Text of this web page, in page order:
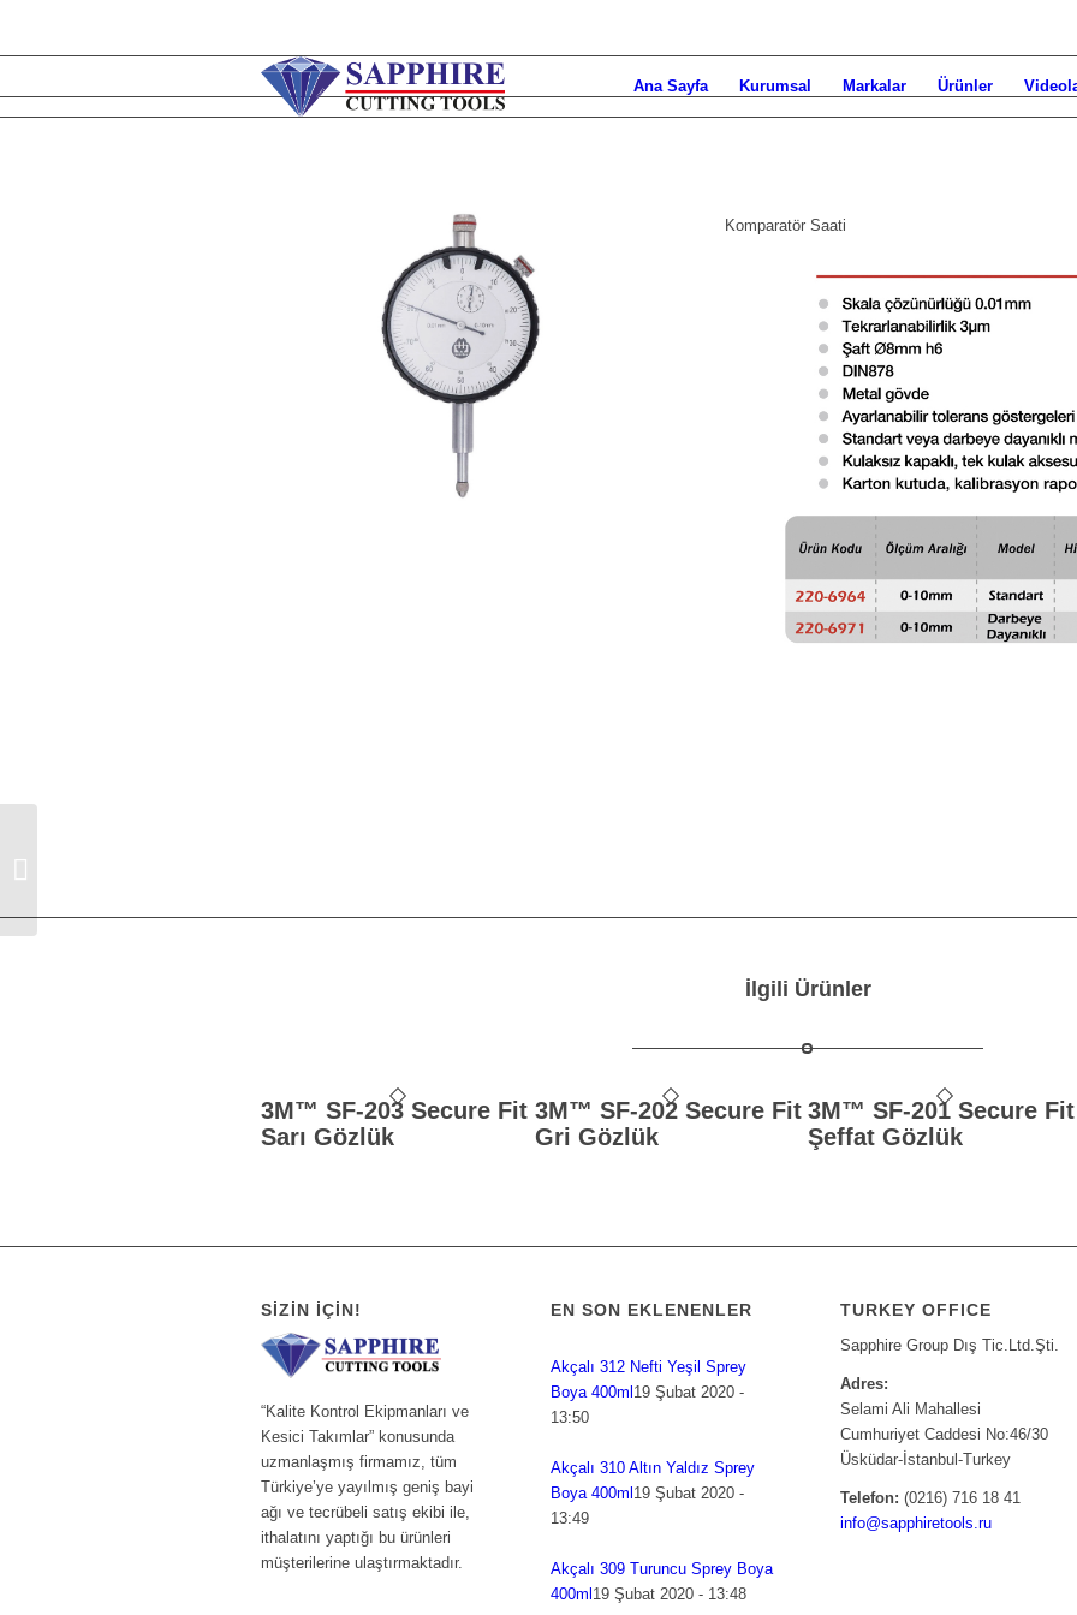
Ana Sayfa Kurumsal Markalar Ürünler
Komparatör Saati
İlgili Ürünler
3M™ SF-203 Secure Fit
Sarı Gözlük
3M™ SF-202 Secure Fit
Gri Gözlük
3M™ SF-201 Secure Fit
Şeffat Gözlük
SIZIN İÇIN!
“Kalite Kontrol Ekipmanları ve
Kesici Takımlar” konusunda
uzmanlaşmış firmamız, tüm
Türkiye’ye yayılmış geniş bayi
ağı ve tecrübeli satış ekibi ile,
ithalatını yaptığı bu ürünleri
müşterilerine ulaştırmaktadır.
EN SON EKLENENLER
Akçalı 312 Nefti Yeşil Sprey
Boya 400ml 19 Şubat 2020 -
13:50
Akçalı 310 Altın Yaldız Sprey
Boya 400ml 19 Şubat 2020 -
13:49
Akçalı 309 Turuncu Sprey Boya
400ml 19 Şubat 2020 - 13:48
TURKEY OFFICE
Sapphire Group Dış Tic.Ltd.Şti.
Adres:
Selami Ali Mahallesi
Cumhuriyet Caddesi No:46/30
Üsküdar-İstanbul-Turkey
Telefon: (0216) 716 18 41
info@sapphiretools.ru